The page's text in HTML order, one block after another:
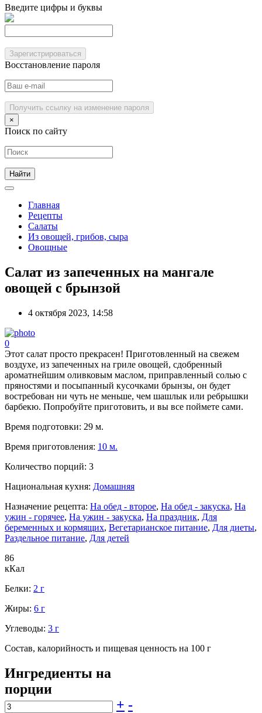
Введите цифры и буквы
Зарегистрироваться
Восстановление пароля
Получить ссылку на изменение пароля
×
Поиск по сайту
Главная
Рецепты
Салаты
Из овощей, грибов, сыра
Овощные
Салат из запеченных на мангале
овощей с брынзой
4 октября 2023, 14:58
0
Этот салат просто прекрасен! Приготовленный на свежем
воздухе, из запеченных на гриле овощей, сдобренный
ароматнейшим оливковым маслом, приправленный солью с
пряностями и посыпанный кусочками брынзы, он будет
востребован ни чуть не меньше, чем шашлык или ребрышки
барбекю. Попробуйте приготовить, и вы все поймете сами.
Время подготовки: 29 м.
Время приготовления: 10 м.
Количество порций: 3
Национальная кухня: Домашняя
Назначение рецепта: На обед - второе, На обед - закуска, На
ужин - горячее, На ужин - закуска, На праздник, Для
беременных и кормящих, Вегетарианское питание, Для диеты,
Раздельное питание, Для детей
86
кКал
Белки: 2 г
Жиры: 6 г
Углеводы: 3 г
Состав, калорийность и пищевая ценность на 100 г
Ингредиенты на
порции
+ -